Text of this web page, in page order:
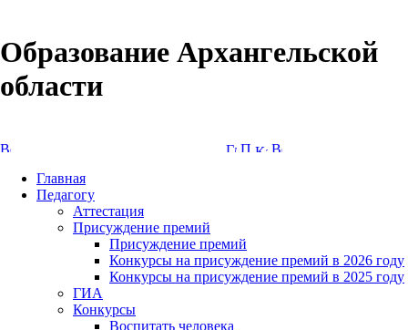
Образование Архангельской
области
Главная
Педагогу
Аттестация
Присуждение премий
Присуждение премий
Конкурсы на присуждение премий в 2026 году
Конкурсы на присуждение премий в 2025 году
ГИА
Конкурсы
Воспитать человека